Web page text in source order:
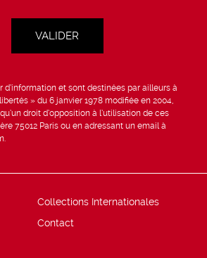
et sont destinées par ailleurs à
» du 6 janvier 1978 modifiée en 2004,
droit d’opposition à l’utilisation de ces
75012 Paris ou en adressant un email à
Collections Internationales
Contact